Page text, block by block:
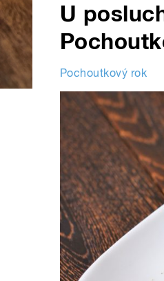
U
Pochoutkový rok